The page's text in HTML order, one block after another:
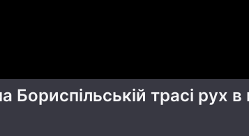
Бориспільській трасі рух